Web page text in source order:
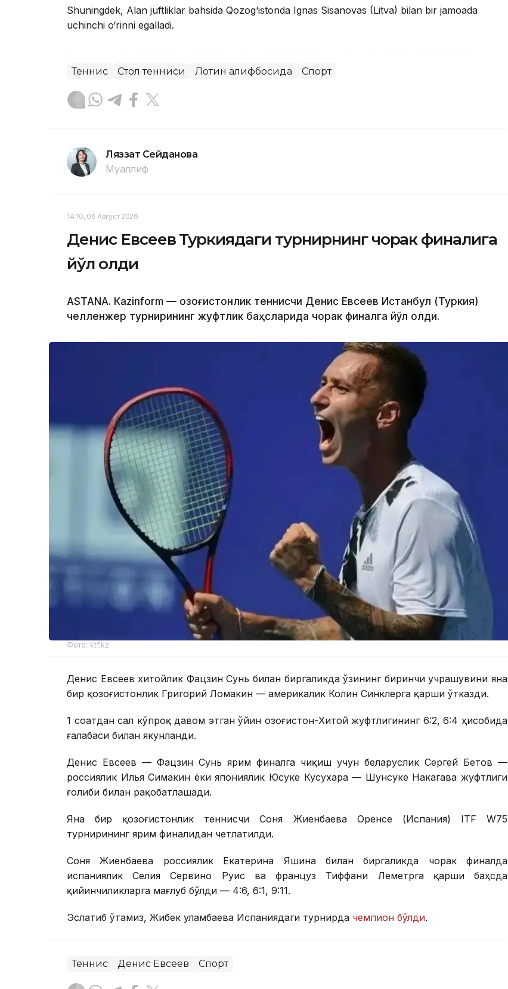
Shuningdek, Alan juftliklar bahsida Qozog‘istonda Ignas Sisanovas (Litva) bilan bir jamoada
uchinchi o‘rinni egalladi.
Теннис Стол тенниси Лотин алифбосида Спорт
Ляззат Сейданова
Муаллиф
14:10, 06 Август 2026
Денис Евсеев Туркиядаги турнирнинг чорак финалига
йўл олди
ASTANА. Кazinform — Қозоғистонлик теннисчи Денис Евсеев Истанбул (Туркия)
челленжер турнирининг жуфтлик баҳсларида чорак финалга йўл олди.
Фото: ktf.kz
Денис Евсеев хитойлик Фацзин Сунь билан биргаликда ўзининг биринчи учрашувини яна
бир қозоғистонлик Григорий Ломакин — америкалик Колин Синклерга қарши ўтказди.
1 соатдан сал кўпроқ давом этган ўйин Қозоғистон-Хитой жуфтлигининг 6:2, 6:4 ҳисобида
ғалабаси билан якунланди.
Денис Евсеев — Фацзин Сунь ярим финалга чиқиш учун беларуслик Сергей Бетов —
россиялик Илья Симакин ёки япониялик Юсуке Кусухара — Шунсуке Накагава жуфтлиги
ғолиби билан рақобатлашади.
Яна бир қозоғистонлик теннисчи Соня Жиенбаева Оренсе (Испания) ITF W75
турнирининг ярим финалидан четлатилди.
Соня Жиенбаева россиялик Екатерина Яшина билан биргаликда чорак финалда
испаниялик Селия Сервино Руис ва француз Тиффани Леметрга қарши баҳсда
қийинчиликларга мағлуб бўлди — 4:6, 6:1, 9:11.
Эслатиб ўтамиз, Жибек Қуламбаева Испаниядаги турнирда чемпион бўлди.
Теннис Денис Евсеев Спорт